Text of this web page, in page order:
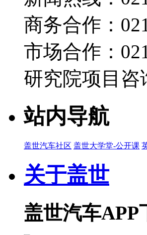
商务合作：
市场合作：
研究院项目咨
站内导航
盖世汽车社区 盖世大学堂-公开课
关于盖世
盖世汽车APP